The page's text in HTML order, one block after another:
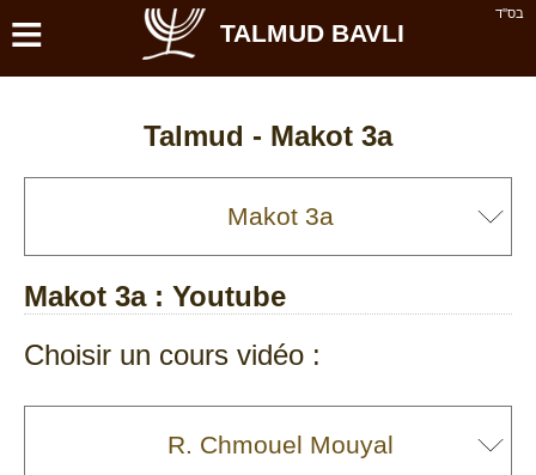
בס''ד ≡ TALMUD BAVLI
Talmud - Makot 3a
Makot 3a: Youtube
Choisir un cours vidéo :